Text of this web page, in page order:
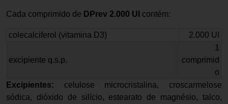
Cada comprimido de DPrev 2.000 UI contém:
colecalciferol (vitamina D3) 2.000 UI
excipiente q.s.p.
1
comprimid
o
Excipientes: celulose microcristalina, croscarmelose
sódica, dióxido de silício, estearato de magnésio, talco,